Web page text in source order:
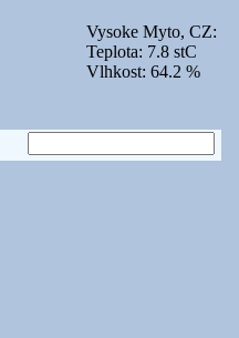
Vysoke Myto, CZ:
Teplota: 7.8 stC
Vlhkost: 64.2 %